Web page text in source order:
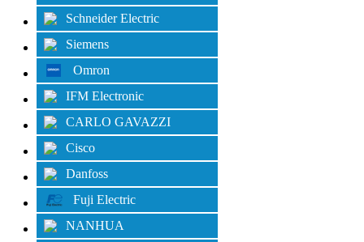
Schneider Electric
Siemens
Omron
IFM Electronic
CARLO GAVAZZI
Cisco
Danfoss
Fuji Electric
NANHUA